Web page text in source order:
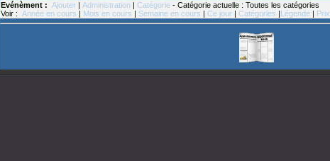
Evénèment : Ajouter | Administration | Catégorie - Catégorie actuelle : Toutes les catégories
Voir : Année en cours | Mois en cours | Semaine en cours | Ce jour | Catégories |Légende | Prix